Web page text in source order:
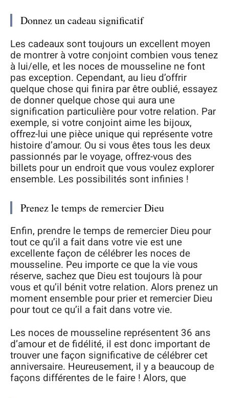
Donnez un cadeau significatif
Les cadeaux sont toujours un excellent moyen
de montrer à votre conjoint combien vous tenez
à lui/elle, et les noces de mousseline ne font
pas exception. Cependant, au lieu d’offrir
quelque chose qui finira par être oublié, essayez
de donner quelque chose qui aura une
signification particulière pour votre relation. Par
exemple, si votre conjoint aime les bijoux,
offrez-lui une pièce unique qui représente votre
histoire d’amour. Ou si vous êtes tous les deux
passionnés par le voyage, offrez-vous des
billets pour un endroit que vous voulez explorer
ensemble. Les possibilités sont infinies !
Prenez le temps de remercier Dieu
Enfin, prendre le temps de remercier Dieu pour
tout ce qu’il a fait dans votre vie est une
excellente façon de célébrer les noces de
mousseline. Peu importe ce que la vie vous
réserve, sachez que Dieu est toujours là pour
vous et qu’il bénit votre relation. Alors prenez un
moment ensemble pour prier et remercier Dieu
pour tout ce qu’il a fait dans votre vie.
Les noces de mousseline représentent 36 ans
d’amour et de fidélité, il est donc important de
trouver une façon significative de célébrer cet
anniversaire. Heureusement, il y a beaucoup de
façons différentes de le faire ! Alors, que